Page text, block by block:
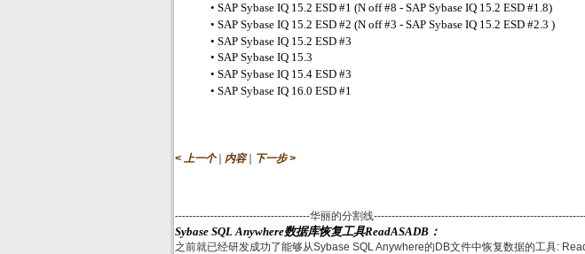
• SAP Sybase IQ 15.2 ESD #1 (N off #8 - SAP Sybase IQ 15.2 ESD #1.8)
• SAP Sybase IQ 15.2 ESD #2 (N off #3 - SAP Sybase IQ 15.2 ESD #2.3 )
• SAP Sybase IQ 15.2 ESD #3
• SAP Sybase IQ 15.3
• SAP Sybase IQ 15.4 ESD #3
• SAP Sybase IQ 16.0 ESD #1
< 上一个 | 内容 | 下一步 >
--------------------------------------华丽的分割线
Sybase SQL Anywhere数据库恢复工具ReadASADB：
之前就已经研发成功了能够从Sybase SQL Anywhere的DB文件中恢复数据的工具: